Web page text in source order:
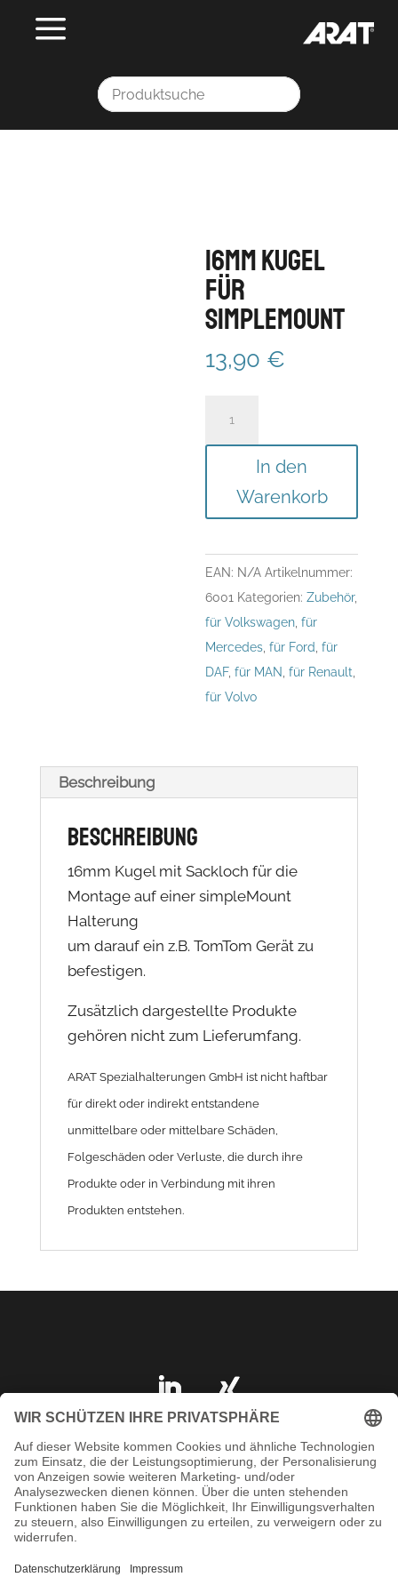
16mm Kugel
für
simpleMount
13,90 €
Menge
In den
Warenkorb
EAN: N/A Artikelnummer:
6001 Kategorien:Zubehör,
für Volkswagen ,für
Mercedes ,für Ford ,für
DAF,für MAN ,für Renault
für Volvo
Beschreibung
Beschreibung
16mm Kugel mit Sackloch für die
Montage auf einer simpleMount
Halterung
um darauf ein z.B. TomTom Gerät zu
befestigen.
Zusätzlich dargestellte Produkte
gehören nicht zum Lieferumfang.
ARAT Spezialhalterungen GmbH ist nicht haftbar
für direkt oder indirekt entstandene
unmittelbare oder mittelbare Schäden,
Folgeschäden oder Verluste, die durch ihre
Produkte oder in Verbindung mit ihren
Produkten entstehen.
IMPRESSUM
DATENSCHUTZ
AGB
KONTAKT